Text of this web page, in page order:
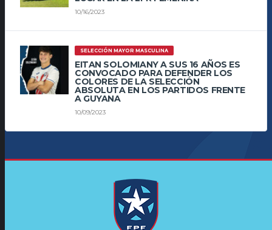
10/16/2023
SELECCIÓN MAYOR MASCULINA
EITAN SOLOMIANY A SUS 16 AÑOS ES
CONVOCADO PARA DEFENDER LOS
COLORES DE LA SELECCIÓN
ABSOLUTA EN LOS PARTIDOS FRENTE
A GUYANA
10/09/2023